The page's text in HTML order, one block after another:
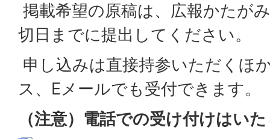
掲載希望の原稿は、広報かたが
切日までに提出してください。
申し込みは直接持参いただくほ
ス、Eメールでも受付できます。
（注意）電話での受け付けはい